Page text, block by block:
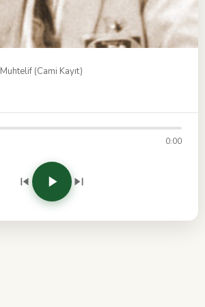
Muhtelif (Cami Kayıt)
0:00